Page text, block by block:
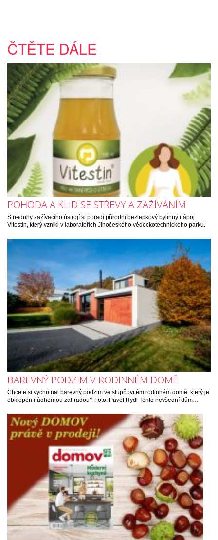
ČTĚTE DÁLE
POHODA A KLID SE STŘEVY A ZAŽÍVÁNÍM
S neduhy zažívacího ústrojí si poradí přírodní bezlepkový bylinný nápoj
Vitestin, který vznikl v laboratořích Jihočeského vědeckotechnického parku.
BAREVNÝ PODZIM V RODINNÉM DOMĚ
Chcete si vychutnat barevný podzim ve stupňovitém rodinném domě, který je
obklopen nádhernou zahradou? Foto: Pavel Rydl Tento nevšední dům…